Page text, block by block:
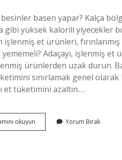
basen yapar? Kalça
gibi yüksek kalorili yiyecekler
işlenmiş et ürünleri,
yememeli? Adaçayı, işlenmiş
ürünlerden uzak durun.
sınırlamak genel
et tüketimini azaltın.…
okuyun
Basen
Yorum Bırak